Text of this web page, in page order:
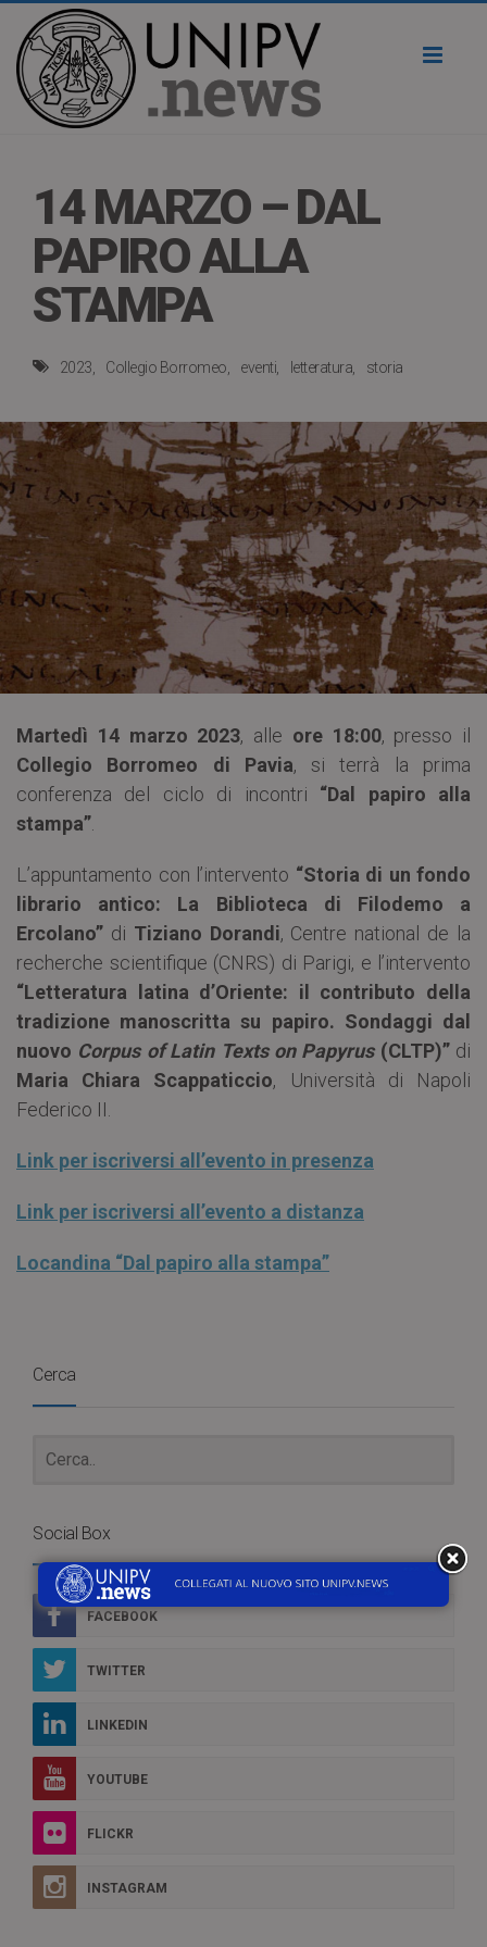
14 MARZO – DAL
PAPIRO ALLA
STAMPA
2023 Collegio Borromeo eventi letteratura storia
Martedì 14 marzo 2023, alle ore 18:00, presso il
Collegio Borromeo di Pavia, si terrà la prima
conferenza del ciclo di incontri “Dal papiro alla
stampa”
L’appuntamento con l’intervento “Storia di un fondo
librario antico: La Biblioteca di Filodemo a
Ercolano” di Tiziano Dorandi, Centre national de la
recherche scientifique (CNRS) di Parigi, e l’intervento
“Letteratura latina d’Oriente: il contributo della
tradizione manoscritta su papiro. Sondaggi dal
nuovo Corpus of Latin Texts on Papyrus(CLTP)”di
Maria Chiara Scappaticcio, Università di Napoli
Federico II.
Link per iscriversi all’evento in presenza
Link per iscriversi all’evento a distanza
Locandina “Dal papiro alla stampa”
Cerca
Social Box
FACEBOOK
TWITTER
LINKEDIN
YOUTUBE
FLICKR
INSTAGRAM